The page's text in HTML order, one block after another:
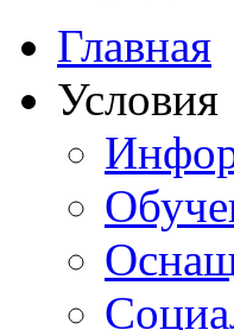
Главная
Условия